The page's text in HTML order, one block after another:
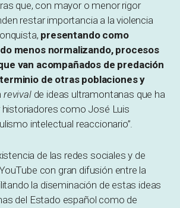
que, con mayor o menor rigor
restar importancia a la violencia
presentando como
menos normalizando, procesos
van acompañados de predación
de otras poblaciones y
revivalde ideas ultramontanas que ha
como José Luis
intelectual reaccionario”.
de las redes sociales y de
con gran difusión entre la
la diseminación de estas ideas
del Estado español como de